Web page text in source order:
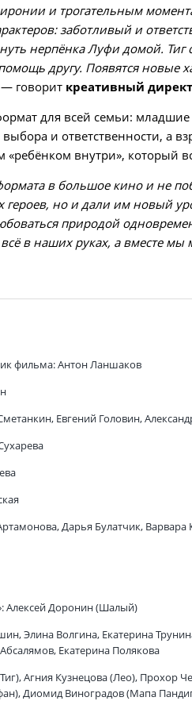
и трогательным
заботливый и
нерпёнка Луфи домой. Тиг
другу. Появятся новые
говорит креативный
для всей семьи:
и ответственности, а
«ребёнком внутри», который
в большое кино и не
но и дали им новый
природой
всё в наших руках, а вместе
фильма: Антон Ланшаков
Евгений Головин,
Дарья Булатчик,
Алексей Доронин (Шалый)
Элина Волгина, Екатерина
Екатерина Полякова
Агния Кузнецова (Лео), Прохор
Диомид Виноградов (Мапа